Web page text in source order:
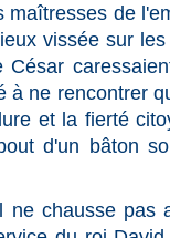
maîtresses de
vissée sur
à ne rencontrer
et la fierté
d'un bâton
chausse pas